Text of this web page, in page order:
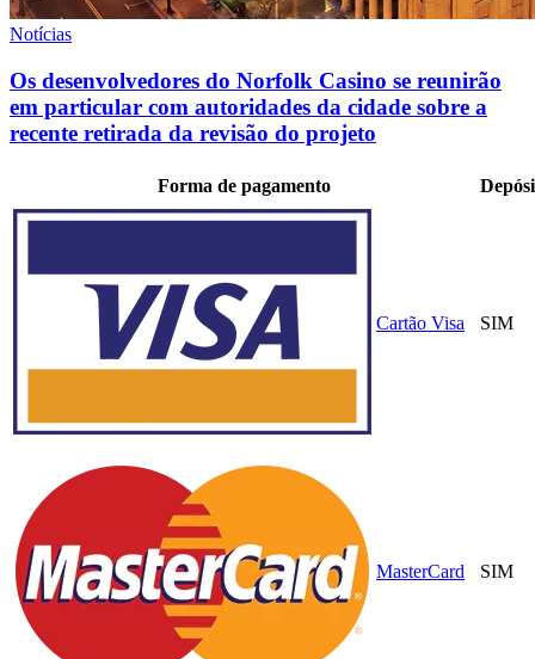
Notícias
Os desenvolvedores do Norfolk Casino se reunirão
em particular com autoridades da cidade sobre a
recente retirada da revisão do projeto
Forma de pagamento
Cartão Visa SIM
MasterCard SIM